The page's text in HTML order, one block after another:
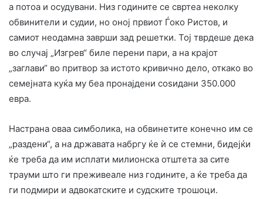
а потоа и осудувани. Низ годините се свртеа неколку
обвинители и судии, но оној првиот Ѓоко Ристов, и
самиот неодамна заврши зад решетки. Тој тврдеше дека
во случај „Изгрев“ биле перени пари, а на крајот
„заглави“ во притвор за истото кривично дело, откако во
семејната куќа му беа пронајдени соѕидани 350.000
евра.
Настрана оваа симболика, на обвинетите конечно им се
„раздени“, а на државата набргу ќе ѝ се стемни, бидејќи
ќе треба да им исплати милионска отштета за сите
трауми што ги преживеале низ годините, а ќе треба да
ги подмири и адвокатските и судските трошоци.